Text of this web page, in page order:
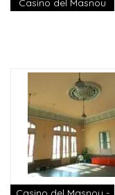
Casino del Masnou